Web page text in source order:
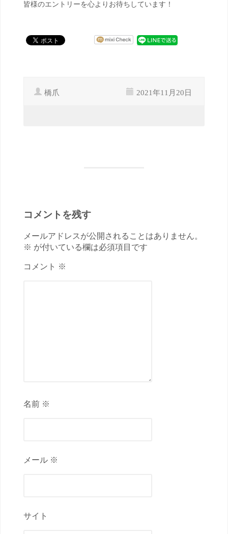
皆様のエントリーを心よりお待ちしています！
橋爪 2021年11月20日
コメントを残す
メールアドレスが公開されることはありません。
※ が付いている欄は必須項目です
コメント ※
名前 ※
メール ※
サイト